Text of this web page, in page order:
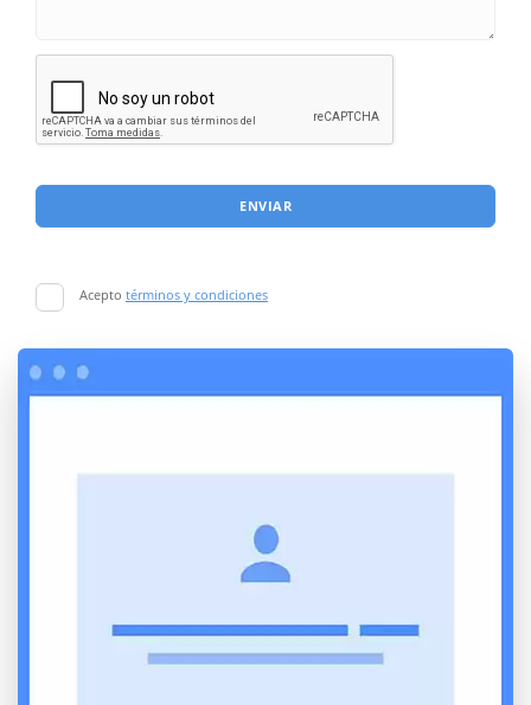
ENVIAR
Acepto términos y condiciones